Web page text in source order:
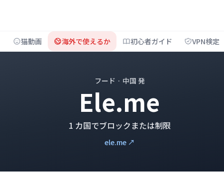
猫動画 海外で使えるか 初心者ガイド VPN検定
フード · 中国 発
Ele.me
1 カ国でブロックまたは制限
ele.me ↗